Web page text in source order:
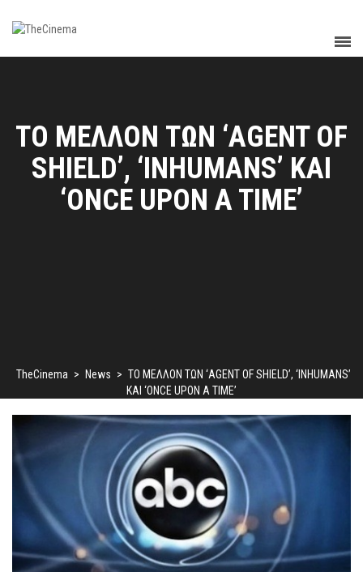
ΤΟ ΜΕΛΛΟΝ ΤΩΝ ‘AGENT OF
SHIELD’, ‘INHUMANS’ ΚΑΙ
‘ONCE UPON A TIME’
TheCinema > News > ΤΟ ΜΕΛΛΟΝ ΤΩΝ ‘AGENT OF SHIELD’, ‘INHUMANS’
ΚΑΙ ‘ONCE UPON A TIME’